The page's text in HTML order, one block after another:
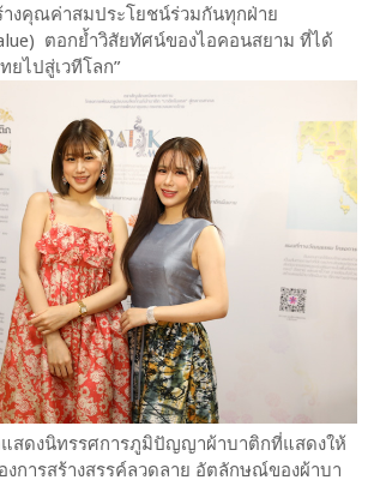
างคุณค่าสมประโยชน์ร่วมกันทุกฝ่าย
ตอกย้ำวิสัยทัศน์ของไอคอนสยาม ที่ได้
ยไปสู่เวทีโลก”
สดงนิทรรศการภูมิปัญญาผ้าบาติกที่แสดงให้
งการสร้างสรรค์ลวดลาย อัตลักษณ์ของผ้าบา